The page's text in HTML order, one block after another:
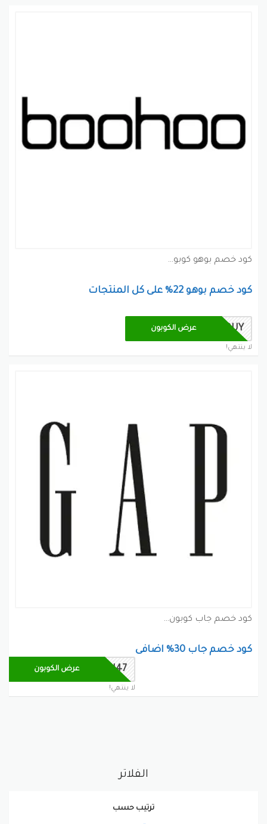
كود خصم بوهو كوبون
كود خصم بوهو 22% على كل المنتجات
2BUY عرض الكوبون
لا ينتهي!
كود خصم جاب كوبون
كود خصم جاب 30% اضافى
SUN47
عرض الكوبون
لا ينتهي!
الفلاتر
ترتيب حسب